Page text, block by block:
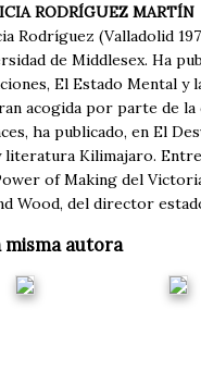
RODRÍGUEZ MARTÍN
Rodríguez (Valladolid
de Middlesex. Ha
El Estado Mental y
acogida por parte de la
ha publicado, en El
literatura Kilimajaro.
of Making del
Wood, del director
misma autora